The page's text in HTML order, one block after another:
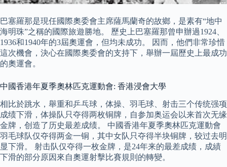
巴塞羅那是現任國際奧委會主席薩馬蘭奇的故鄉，是素有“地中
海明珠”之稱的國際旅遊勝地。 歷史上巴塞羅那曾申辦過1924、
1936和1940年的3屆奧運會，但均未成功。 因而，他們非常珍惜
這次機會，決心在國際奧委會的支持下，舉辦一屆歷史上最成功
的奧運會。
中國香港年夏季奧林匹克運動會: 香港浸會大學
相比於跳水，舉重和乒乓球，体操、羽毛球、射击三个传统强项
成绩下滑，体操队只夺得两枚铜牌，自参加奥运会以来首次无缘
金牌，创造了历史最差成绩。 中國香港年夏季奧林匹克運動會
羽毛球队仅夺得两金一铜，其中女队只夺得半块铜牌，较过去明
显下滑。 射击队仅夺得一枚金牌，是24年来的最差成绩，成績
下滑的部分原因來自奧運射擊比賽規則的轉變。